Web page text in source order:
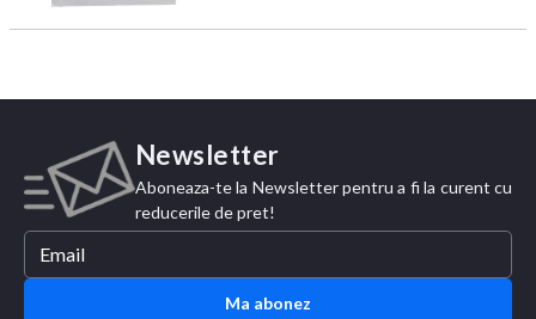
Newsletter
Aboneaza-te la Newsletter pentru a fi la curent cu
reducerile de pret!
Ma abonez